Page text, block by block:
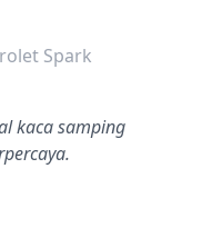
lima
Spark
kaca samping